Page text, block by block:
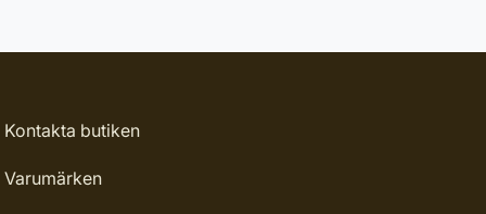
Kontakta butiken
Varumärken